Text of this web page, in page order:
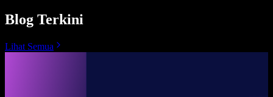
Blog Terkini
Lihat Semua